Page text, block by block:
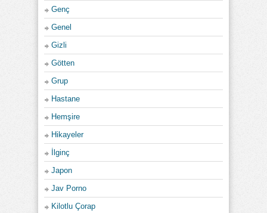
Genç
Genel
Gizli
Götten
Grup
Hastane
Hemşire
Hikayeler
İlginç
Japon
Jav Porno
Kilotlu Çorap